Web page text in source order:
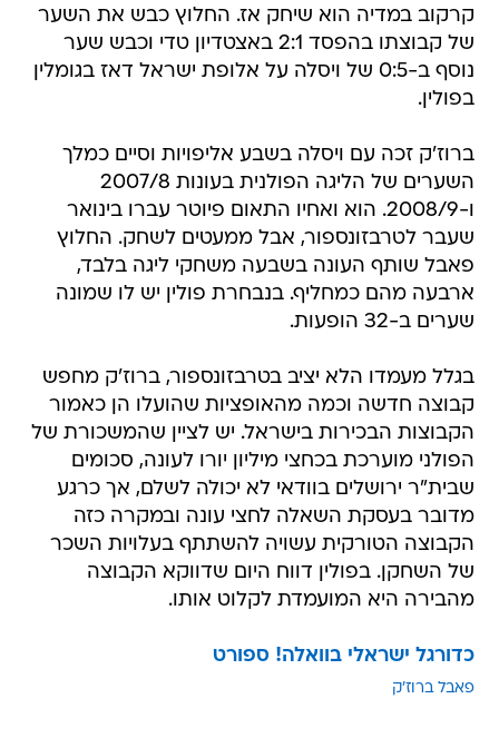
קרקוב במדיה הוא שיחק אז. החלוץ כבש את השער
של קבוצתו בהפסד 2:1 באצטדיון טדי וכבש שער
נוסף ב-0:5 של ויסלה על אלופת ישראל דאז בגומלין
בפולין.
ברוז'ק זכה עם ויסלה בשבע אליפויות וסיים כמלך
השערים של הליגה הפולנית בעונות 2007/8
ו-2008/9. הוא ואחיו התאום פיוטר עברו בינואר
שעבר לטרבזונספור, אבל ממעטים לשחק. החלוץ
פאבל שותף העונה בשבעה משחקי ליגה בלבד,
ארבעה מהם כמחליף. בנבחרת פולין יש לו שמונה
שערים ב-32 הופעות.
בגלל מעמדו הלא יציב בטרבזונספור, ברוז'ק מחפש
קבוצה חדשה וכמה מהאופציות שהועלו הן כאמור
הקבוצות הבכירות בישראל. יש לציין שהמשכורת של
הפולני מוערכת בכחצי מיליון יורו לעונה, סכומים
שבית"ר ירושלים בוודאי לא יכולה לשלם, אך כרגע
מדובר בעסקת השאלה לחצי עונה ובמקרה כזה
הקבוצה הטורקית עשויה להשתתף בעלויות השכר
של השחקן. בפולין דווח היום שדווקא הקבוצה
מהבירה היא המועמדת לקלוט אותו.
כדורגל ישראלי בוואלה! ספורט
פאבל ברוז'ק